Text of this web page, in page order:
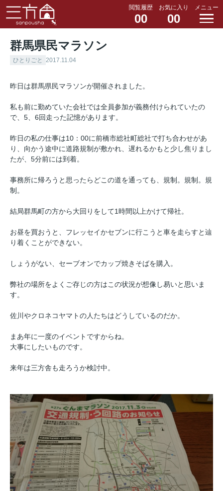
閲覧履歴
00
お気に入り
00
メニュー
群馬県民マラソン
ひとりごと 2017.11.04
昨日は群馬県民マラソンが開催されました。
私も前に勤めていた会社では全員参加が義務付けられていたの
で、5、6回走った記憶があります。
昨日の私の仕事は10：00に前橋市総社町総社で打ち合わせがあ
り、向かう途中に道路規制が敷かれ、遅れるかもと少し焦りまし
たが、5分前には到着。
事務所に帰ろうと思ったらどこの道を通っても、規制。規制。規
制。
結局群馬町の方から大回りをして1時間以上かけて帰社。
お昼を買おうと、フレッセイかセブンに行こうと車を走らすと辿
り着くことができない。
しょうがない、セーブオンでカップ焼きそばを購入。
弊社の場所をよくご存じの方はこの状況が想像し易いと思いま
す。
佐川やクロネコヤマトの人たちはどうしているのだか。
まあ年に一度のイベントですからね。
大事にしたいものです。
来年は三方舎も走ろうか検討中。